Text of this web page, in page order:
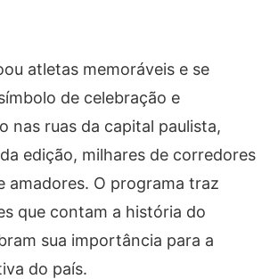
atletas memoráveis e se
de celebração e
nas ruas da capital paulista,
edição, milhares de corredores
amadores. O programa traz
que contam a história do
sua importância para a
do país.